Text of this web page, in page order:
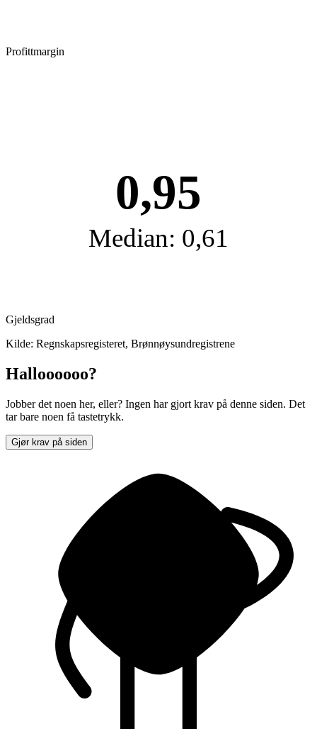
Profittmargin
0,95
Median: 0,61
Gjeldsgrad
Kilde: Regnskapsregisteret, Brønnøysundregistrene
Halloooooo?
Jobber det noen her, eller? Ingen har gjort krav på denne siden. Det
tar bare noen få tastetrykk.
Gjør krav på siden